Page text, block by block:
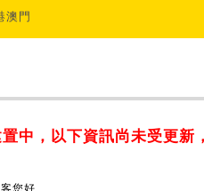
澳門
中，以下資訊尚未受更新